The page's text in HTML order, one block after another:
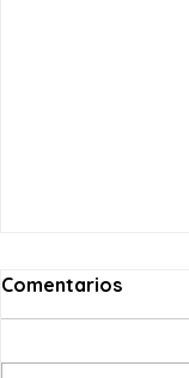
Comentarios